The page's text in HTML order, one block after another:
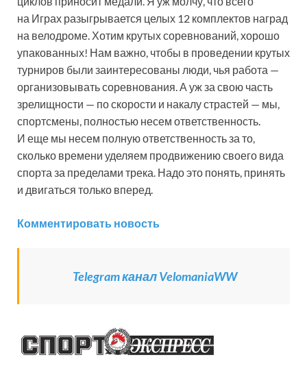
на Играх разыгрывается целых 12 комплектов наград
на велодроме. Хотим крутых соревнований, хорошо
упакованных! Нам важно, чтобы в проведении крутых
турниров были заинтересованы люди, чья работа —
организовывать соревнования. А уж за свою часть
зрелищности — по скорости и накалу страстей — мы,
спортсмены, полностью несем ответственность.
И еще мы несем полную ответственность за то,
сколько времени уделяем продвижению своего вида
спорта за пределами трека. Надо это понять, принять
и двигаться только вперед.
Комментировать новость
Telegram канал VelomaniaWW